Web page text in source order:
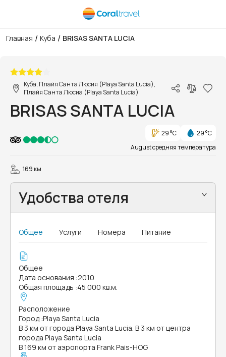
Главная / Куба / BRISAS SANTA LUCIA
Куба, Плайя Санта Люсия (Playa Santa Lucia),
Плайя Санта Люсиа (Playa Santa Lucia)
BRISAS SANTA LUCIA
29 °C
29 °C
August средняя температура
169 км
Удобства отеля
Общее Услуги Номера Питание
Общее
Дата основания :2010
Общая площадь :45 000 кв.м.
Расположение
Город :Playa Santa Lucia
В 3 км от города Playa Santa Lucia. В 3 км от центра
города Playa Santa Lucia
В 169 км от аэропорта Frank Pais-HOG